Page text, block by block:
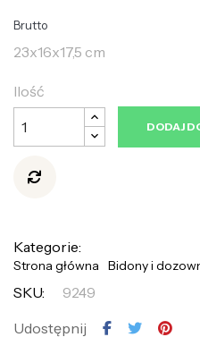
Brutto
23x16x17,5 cm
Ilość
DODAJ
Kategorie:
Strona główna Bidony i
SKU:
9249
Udostępnij